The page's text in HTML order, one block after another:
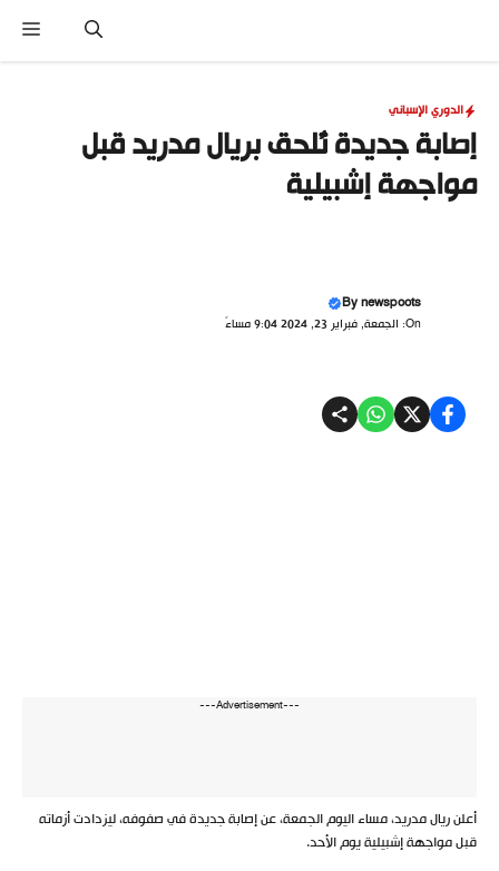
المحتوى
الدوري الإسباني
إصابة جديدة تُلحق بريال مدريد قبل
مواجهة إشبيلية
Bynewspoots
On: الجمعة, فبراير 23, 2024 9:04 مساءً
---Advertisement---
أعلن ريال مدريد، مساء اليوم الجمعة، عن إصابة جديدة في صفوفه، ليزدادت أزماته
قبل مواجهة إشبيلية يوم الأحد.